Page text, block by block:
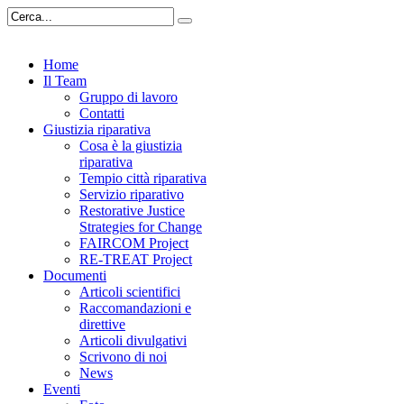
Home
Il Team
Gruppo di lavoro
Contatti
Giustizia riparativa
Cosa è la giustizia
riparativa
Tempio città riparativa
Servizio riparativo
Restorative Justice
Strategies for Change
FAIRCOM Project
RE-TREAT Project
Documenti
Articoli scientifici
Raccomandazioni e
direttive
Articoli divulgativi
Scrivono di noi
News
Eventi